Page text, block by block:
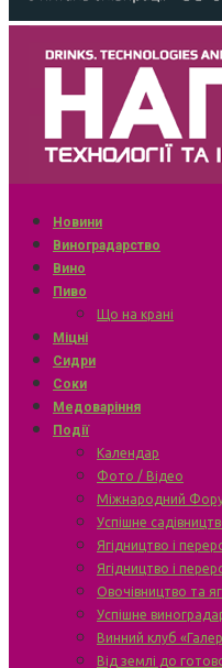
Новини
Виноградарство
Вино
Пиво
Що на крані
Міцні
Сидри
Соки
Медоваріння
Події
Календар
Фото / Відео
Міжнародний
Успішне
Ягідництво і
Ягідництво і
Овочівництво та
Успішне
Винний клуб
Від землі до